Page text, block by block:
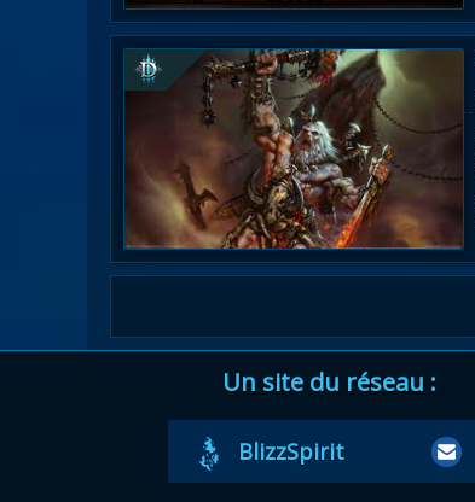
Un site du réseau :
BlizzSpirit